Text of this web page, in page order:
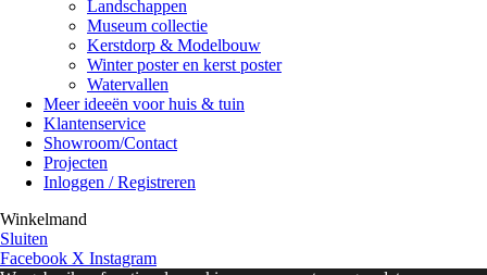
Landschappen
Museum collectie
Kerstdorp & Modelbouw
Winter poster en kerst poster
Watervallen
Meer ideeën voor huis & tuin
Klantenservice
Showroom/Contact
Projecten
Inloggen / Registreren
Winkelmand
Sluiten
Facebook X Instagram